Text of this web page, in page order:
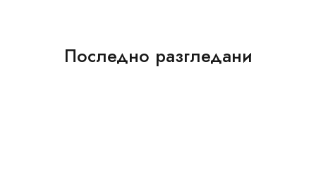
Последно разгледани